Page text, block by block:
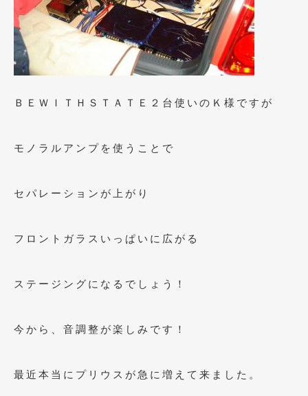
2020年7月(3)
2020年6月(2)
2020年5月 (4)
2020年2月(12)
2019年12月(8)
2019年9月(12)
2019年7月(17)
ＢＥＷＩＴＨＳＴＡＴＥ２台使いのＫ様ですが
モノラルアンプを使うことで
セパレーションが上がり
フロントガラスいっぱいに広がる
ステージングになるでしょう！
今から、音調整が楽しみです！
最近本当にプリウスが急に増えて来ました。